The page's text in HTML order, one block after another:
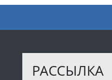
РАССЫЛКА